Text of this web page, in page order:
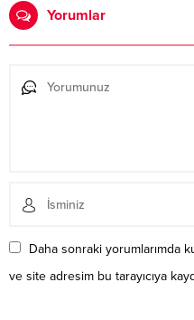
Yorumlar
Daha sonraki yorumlarımda
ve site adresim bu tarayıcıya